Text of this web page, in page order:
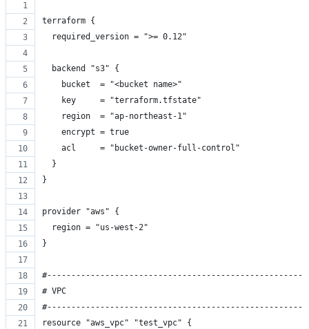
terraform {
  required_version = ">= 0.12"
  backend "s3" {
    bucket  = "<bucket name>"
    key     = "terraform.tfstate"
    region  = "ap-northeast-1"
    encrypt = true
    acl     = "bucket-owner-full-control"
  }
}
provider "aws" {
  region = "us-west-2"
}
# VPC
resource "aws_vpc" "test_vpc" {